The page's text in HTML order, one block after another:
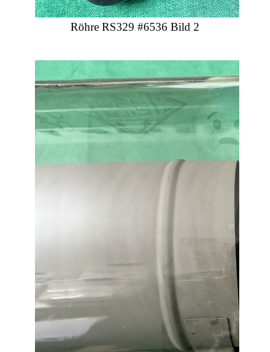
Röhre RS329 #6536 Bild 2